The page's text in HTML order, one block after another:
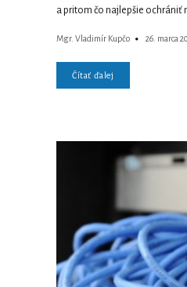
a pritom čo najlepšie ochrániť
Mgr. Vladimír Kupčo 26. marca
Čítať ďalej